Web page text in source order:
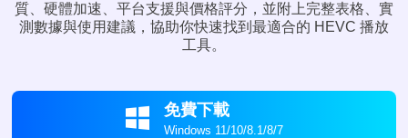
質、硬體加速、平台支援與價格評分，並附上完整表格、實
測數據與使用建議，協助你快速找到最適合的 HEVC 播放
工具。
 免費下載
Windows 11/10/8.1/8/7